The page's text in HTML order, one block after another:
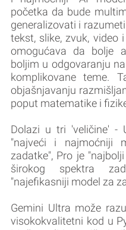
početka da bude
generalizovati i
tekst, slike, zvuk, video
omogućava da bolje
boljim u odgovaranju
komplikovane teme.
objašnjavanju
poput matematike i
Dolazi u tri 'veličine' -
"najveći i najmoćniji
zadatke", Pro je
širokog spektra
"najefikasniji model za
Gemini Ultra može
visokokvalitetni kod u